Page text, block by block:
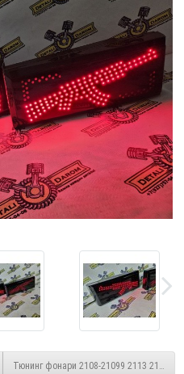
Тюнинг фонари 2108-21099 2113 2114